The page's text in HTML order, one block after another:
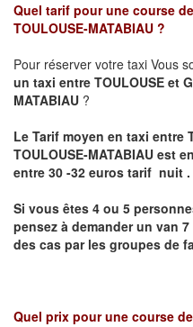
Quel tarif pour une course
TOULOUSE-MATABIAU ?
Pour réserver votre taxi Vous
un taxi entre TOULOUSE et
MATABIAU ?
Le Tarif moyen en taxi entre
TOULOUSE-MATABIAU est
entre 30 -32 euros tarif nuit .
Si vous êtes 4 ou 5
pensez à demander un van
des cas par les groupes de
Quel prix pour une course